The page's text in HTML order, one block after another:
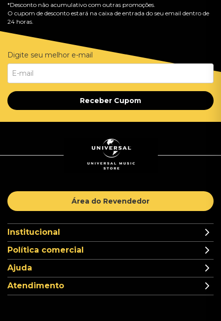
*Desconto não acumulativo com outras promoções.
O cupom de desconto estará na caixa de entrada do seu email dentro de
24 horas.
Digite seu melhor e-mail
Receber Cupom
Área do Revendedor
Institucional
Política comercial
Ajuda
Atendimento